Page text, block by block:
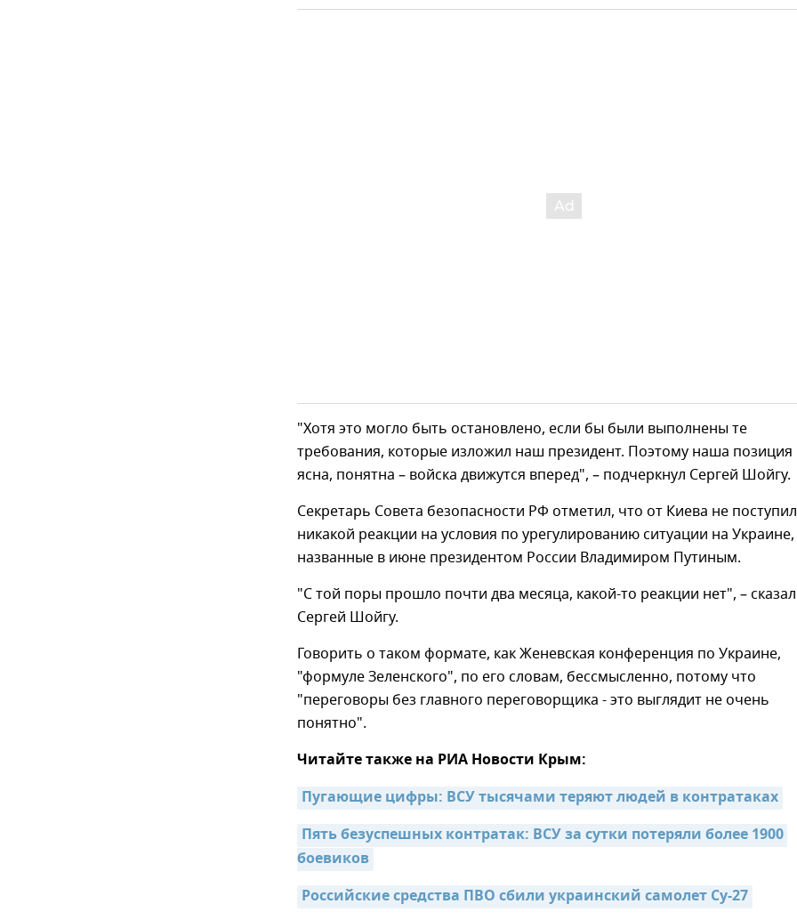
"Хотя это могло быть остановлено, если бы были выполнены те
требования, которые изложил наш президент. Поэтому наша позиция
ясна, понятна – войска движутся вперед", – подчеркнул Сергей Шойгу.
Секретарь Совета безопасности РФ отметил, что от Киева не
никакой реакции на условия по урегулированию ситуации на Украине,
названные в июне президентом России Владимиром Путиным.
"С той поры прошло почти два месяца, какой-то реакции нет", – сказал
Сергей Шойгу.
Говорить о таком формате, как Женевская конференция по Украине,
"формуле Зеленского", по его словам, бессмысленно, потому что
"переговоры без главного переговорщика - это выглядит не очень
понятно".
Читайте также на РИА Новости Крым:
Пугающие цифры: ВСУ тысячами теряют людей в контратаках
Пять безуспешных контратак: ВСУ за сутки потеряли более 1900
боевиков
Российские средства ПВО сбили украинский самолет Су-27